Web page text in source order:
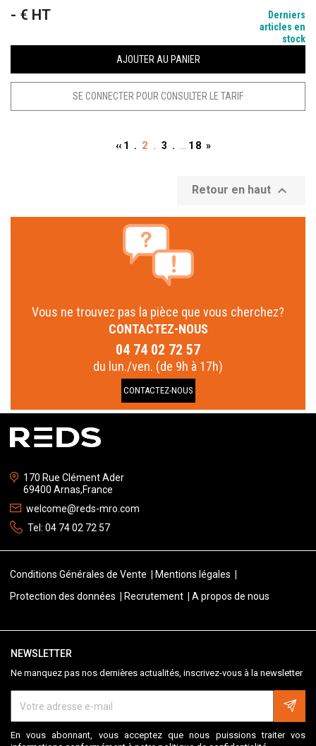
Prix
- € HT
Derniers
articles en
stock
AJOUTER AU PANIER
SE CONNECTER POUR CONSULTER LE TARIF
‹‹ 1 . 2 . 3 . 18 »
Retour en haut 
Vous ne trouvez pas la pièce que vous cherchez?
CONTACTEZ-NOUS
04 74 02 72 57
du lun./ven. (de 9h à 17h)
CONTACTEZ-NOUS
170 Rue Clément Ader
69400 Arnas,France
welcome@reds-mro.com
Tel: 04 74 02 72 57
Conditions Générales de Vente
Mentions légales
Protection des données
Recrutement A propos de nous
NEWSLETTER
Ne manquez pas nos dernières actualités, inscrivez-vous à la newsletter
En vous abonnant, vous acceptez que nous puissions traiter vos